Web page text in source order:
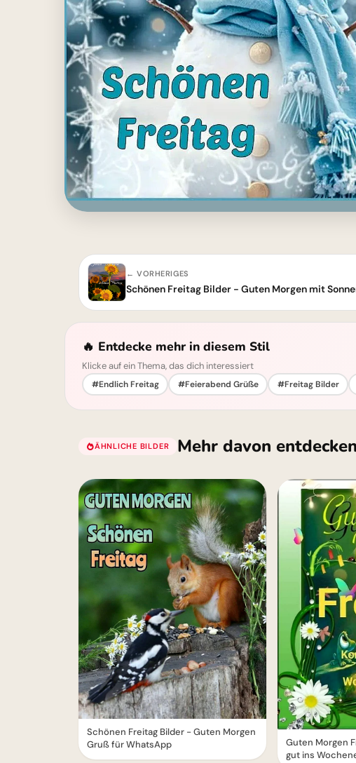
← VORHERIGES
Schönen Freitag Bilder - Guten Morgen mit
🔥 Entdecke mehr in diesem Stil
Klicke auf ein Thema, das dich interessiert
#Endlich Freitag #Feierabend Grüße #Freitag Bilder
ÄHNLICHE BILDER Mehr davon entdecken
Schönen Freitag Bilder - Guten Morgen
Gruß für WhatsApp
Guten Morgen
gut ins